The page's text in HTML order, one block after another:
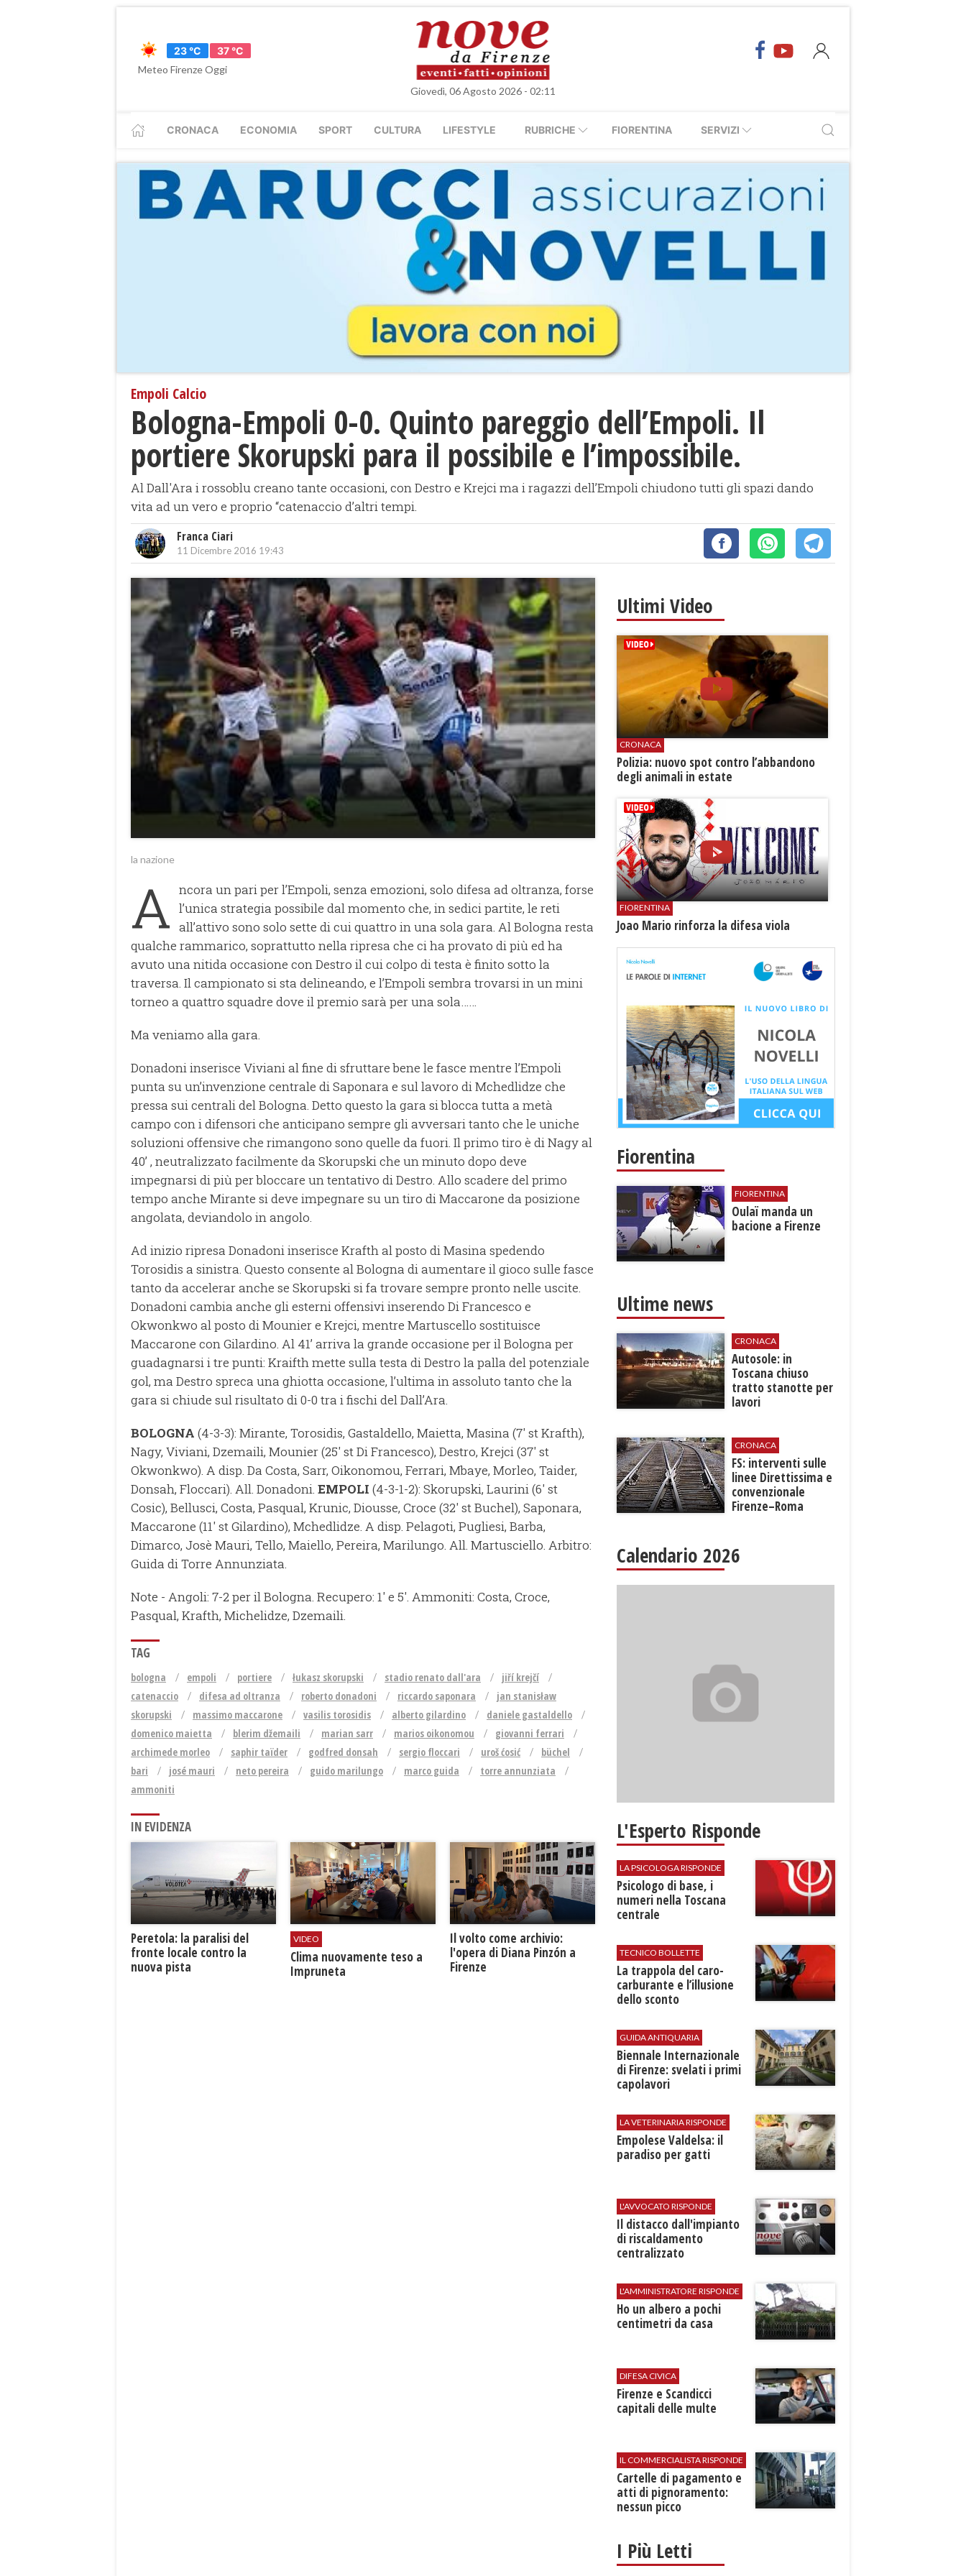
23 °C
37 °C
Meteo Firenze Oggi
Giovedì, 06 Agosto 2026 - 02:11
CRONACA ECONOMIA SPORT CULTURA LIFESTYLE RUBRICHE FIORENTINA SERVIZI
Empoli Calcio
Bologna-Empoli 0-0. Quinto pareggio dell’Empoli. Il
portiere Skorupski para il possibile e l’impossibile.
Al Dall'Ara i rossoblu creano tante occasioni, con Destro e Krejci ma i ragazzi dell’Empoli chiudono tutti gli spazi dando
vita ad un vero e proprio “catenaccio d’altri tempi.
Franca Ciari
11 Dicembre 2016 19:43
la nazione
A ncora un pari per l’Empoli, senza emozioni, solo difesa ad oltranza, forse
l’unica strategia possibile dal momento che, in sedici partite, le reti
all’attivo sono solo sette di cui quattro in una sola gara. Al Bologna resta
qualche rammarico, soprattutto nella ripresa che ci ha provato di più ed ha
avuto una nitida occasione con Destro il cui colpo di testa è finito sotto la
traversa. Il campionato si sta delineando, e l’Empoli sembra trovarsi in un mini
torneo a quattro squadre dove il premio sarà per una sola……
Ma veniamo alla gara.
Donadoni inserisce Viviani al fine di sfruttare bene le fasce mentre l’Empoli
punta su un’invenzione centrale di Saponara e sul lavoro di Mchedlidze che
pressa sui centrali del Bologna. Detto questo la gara si blocca tutta a metà
campo con i difensori che anticipano sempre gli avversari tanto che le uniche
soluzioni offensive che rimangono sono quelle da fuori. Il primo tiro è di Nagy al
40’ , neutralizzato facilmente da Skorupski che un minuto dopo deve
impegnarsi di più per bloccare un tentativo di Destro. Allo scadere del primo
tempo anche Mirante si deve impegnare su un tiro di Maccarone da posizione
angolata, deviandolo in angolo.
Ad inizio ripresa Donadoni inserisce Krafth al posto di Masina spedendo
Torosidis a sinistra. Questo consente al Bologna di aumentare il gioco sulle fasce
tanto da accelerar anche se Skorupski si fa trovare sempre pronto nelle uscite.
Donadoni cambia anche gli esterni offensivi inserendo Di Francesco e
Okwonkwo al posto di Mounier e Krejci, mentre Martuscello sostituisce
Maccarone con Gilardino. Al 41’ arriva la grande occasione per il Bologna per
guadagnarsi i tre punti: Kraifth mette sulla testa di Destro la palla del potenziale
gol, ma Destro spreca una ghiotta occasione, l’ultima in assoluto tanto che la
gara si chiude sul risultato di 0-0 tra i fischi del Dall’Ara.
BOLOGNA (4-3-3): Mirante, Torosidis, Gastaldello, Maietta, Masina (7' st Krafth),
Nagy, Viviani, Dzemaili, Mounier (25' st Di Francesco), Destro, Krejci (37' st
Okwonkwo). A disp. Da Costa, Sarr, Oikonomou, Ferrari, Mbaye, Morleo, Taider,
Donsah, Floccari). All. Donadoni. EMPOLI (4-3-1-2): Skorupski, Laurini (6' st
Cosic), Bellusci, Costa, Pasqual, Krunic, Diousse, Croce (32' st Buchel), Saponara,
Maccarone (11' st Gilardino), Mchedlidze. A disp. Pelagoti, Pugliesi, Barba,
Dimarco, Josè Mauri, Tello, Maiello, Pereira, Marilungo. All. Martusciello. Arbitro:
Guida di Torre Annunziata.
Note - Angoli: 7-2 per il Bologna. Recupero: 1' e 5'. Ammoniti: Costa, Croce,
Pasqual, Krafth, Michelidze, Dzemaili.
TAG
bologna empoli portiere łukasz skorupski stadio renato dall'ara
jiří krejčí
catenaccio
difesa ad oltranza roberto donadoni riccardo saponara
jan stanisław
skorupski
massimo maccarone vasilis torosidis alberto gilardino
daniele gastaldello
domenico maietta
blerim džemaili marian sarr marios oikonomou
giovanni ferrari
archimede morleo
saphir taïder godfred donsah sergio floccari uroš ćosić
büchel
bari
josé mauri neto pereira guido marilungo marco guida
torre annunziata
ammoniti
IN EVIDENZA
Peretola: la paralisi del
fronte locale contro la
nuova pista
VIDEO
​Clima nuovamente teso a
Impruneta
​Il volto come archivio:
l'opera di Diana Pinzón a
Firenze
Ultimi Video
CRONACA
Polizia: nuovo spot contro l’abbandono
degli animali in estate
FIORENTINA
Joao Mario rinforza la difesa viola
Fiorentina
FIORENTINA
Oulaï manda un
bacione a Firenze
Ultime news
CRONACA
Autosole: in
Toscana chiuso
tratto stanotte per
lavori
CRONACA
FS: interventi sulle
linee Direttissima e
convenzionale
Firenze–Roma
Calendario 2026
L'Esperto Risponde
LA PSICOLOGA RISPONDE
Psicologo di base, i
numeri nella Toscana
centrale
TECNICO BOLLETTE
​La trappola del caro-
carburante e l’illusione
dello sconto
GUIDA ANTIQUARIA
Biennale Internazionale
di Firenze: svelati i primi
capolavori
LA VETERINARIA RISPONDE
Empolese Valdelsa: il
paradiso per gatti
L'AVVOCATO RISPONDE
Il distacco dall'impianto
di riscaldamento
centralizzato
L'AMMINISTRATORE RISPONDE
Ho un albero a pochi
centimetri da casa
DIFESA CIVICA
Firenze e Scandicci
capitali delle multe
IL COMMERCIALISTA RISPONDE
Cartelle di pagamento e
atti di pignoramento:
nessun picco
I Più Letti